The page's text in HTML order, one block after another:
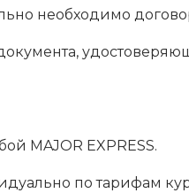
необходимо
MAJOR EXPRESS.
по тарифам